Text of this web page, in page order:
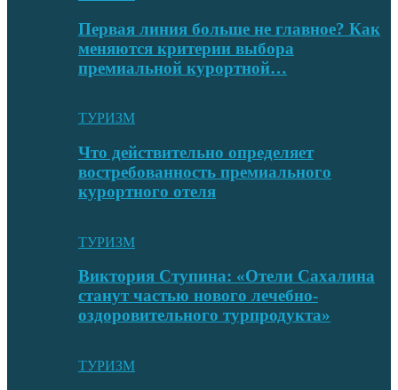
Первая линия больше не главное? Как
меняются критерии выбора
премиальной курортной…
ТУРИЗМ
Что действительно определяет
востребованность премиального
курортного отеля
ТУРИЗМ
Виктория Ступина: «Отели Сахалина
станут частью нового лечебно-
оздоровительного турпродукта»
ТУРИЗМ